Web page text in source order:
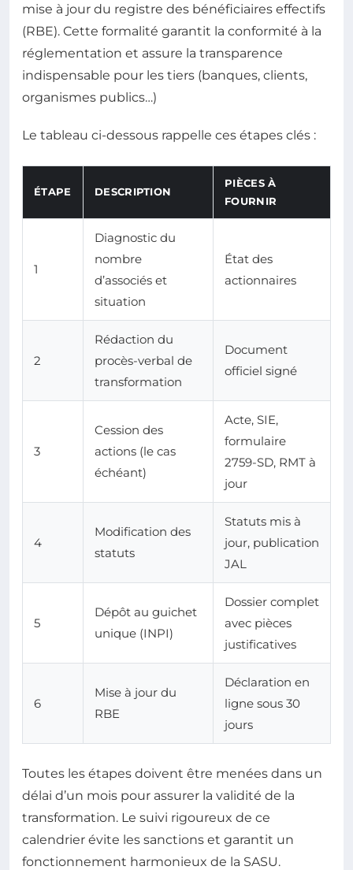
mise à jour du registre des bénéficiaires effectifs
(RBE). Cette formalité garantit la conformité à la
réglementation et assure la transparence
indispensable pour les tiers (banques, clients,
organismes publics…)
Le tableau ci-dessous rappelle ces étapes clés :
ÉTAPE DESCRIPTION
PIÈCES À
FOURNIR
1
Diagnostic du
nombre
d’associés et
situation
État des
actionnaires
2
Rédaction du
procès-verbal de
transformation
Document
officiel signé
3
Cession des
actions (le cas
échéant)
Acte, SIE,
formulaire
2759-SD, RMT à
jour
4
Modification des
statuts
Statuts mis à
jour, publication
JAL
5
Dépôt au guichet
unique (INPI)
Dossier complet
avec pièces
justificatives
6
Mise à jour du
RBE
Déclaration en
ligne sous 30
jours
Toutes les étapes doivent être menées dans un
délai d’un mois pour assurer la validité de la
transformation. Le suivi rigoureux de ce
calendrier évite les sanctions et garantit un
fonctionnement harmonieux de la SASU.